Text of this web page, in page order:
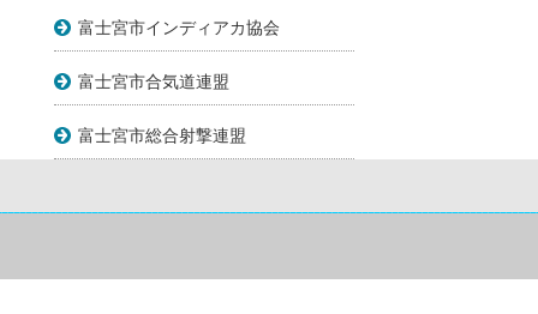
富士宮市インディアカ協会
富士宮市合気道連盟
富士宮市総合射撃連盟